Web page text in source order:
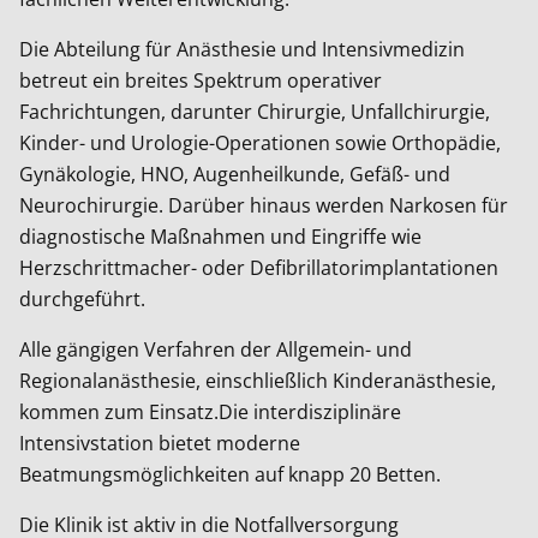
Die Abteilung für Anästhesie und Intensivmedizin
betreut ein breites Spektrum operativer
Fachrichtungen, darunter Chirurgie, Unfallchirurgie,
Kinder- und Urologie-Operationen sowie Orthopädie,
Gynäkologie, HNO, Augenheilkunde, Gefäß- und
Neurochirurgie. Darüber hinaus werden Narkosen für
diagnostische Maßnahmen und Eingriffe wie
Herzschrittmacher- oder Defibrillatorimplantationen
durchgeführt.
Alle gängigen Verfahren der Allgemein- und
Regionalanästhesie, einschließlich Kinderanästhesie,
kommen zum Einsatz.Die interdisziplinäre
Intensivstation bietet moderne
Beatmungsmöglichkeiten auf knapp 20 Betten.
Die Klinik ist aktiv in die Notfallversorgung